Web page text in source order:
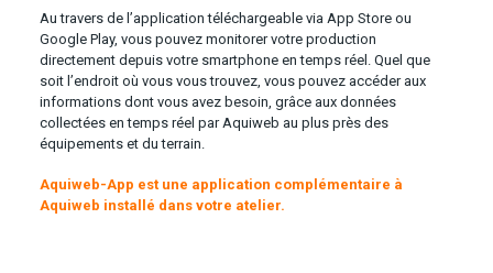
Au travers de l’application téléchargeable via App Store ou
Google Play, vous pouvez monitorer votre production
directement depuis votre smartphone en temps réel. Quel que
soit l’endroit où vous vous trouvez, vous pouvez accéder aux
informations dont vous avez besoin, grâce aux données
collectées en temps réel par Aquiweb au plus près des
équipements et du terrain.
Aquiweb-App est une application complémentaire à
Aquiweb installé dans votre atelier.